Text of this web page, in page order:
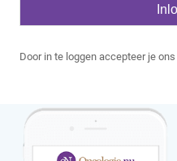
Door in te loggen accepteer je ons